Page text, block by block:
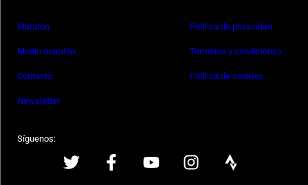
Maratón
Medio maratón
Contacto
Newsletter
Política de privacidad
Términos y condiciones
Política de cookies
Síguenos: